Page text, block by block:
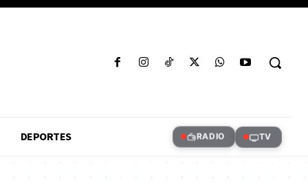
DEPORTES RADIO TV